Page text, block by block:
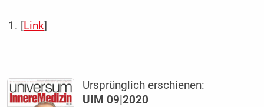
[Link]
Ursprünglich erschienen:
UIM 09|2020